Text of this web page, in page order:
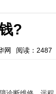
?
网 阅读：2487